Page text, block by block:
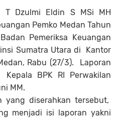
T Dzulmi Eldin S MSi MH
Pemko Medan Tahun
Pemeriksa Keuangan
Sumatra Utara di Kantor
Rabu (27/3). Laporan
BPK RI Perwakilan
MM.
yang diserahkan tersebut,
menjadi isi laporan yakni